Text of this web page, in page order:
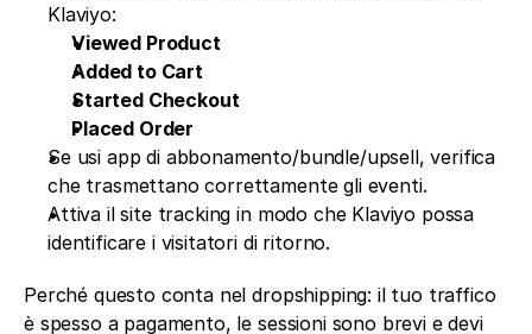
Klaviyo:
Viewed Product
Added to Cart
Started Checkout
Placed Order
Se usi app di abbonamento/bundle/upsell, verifica
che trasmettano correttamente gli eventi.
Attiva il site tracking in modo che Klaviyo possa
identificare i visitatori di ritorno.
Perché questo conta nel dropshipping: il tuo traffico
è spesso a pagamento, le sessioni sono brevi e devi